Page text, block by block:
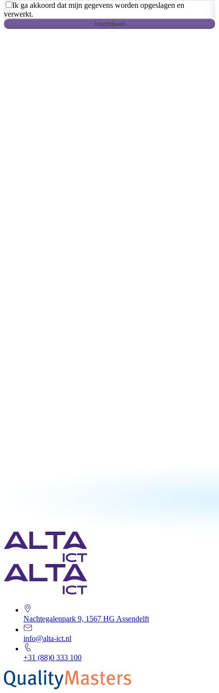
Ik ga akkoord dat mijn gegevens worden opgeslagen en
verwerkt.
Inschrijven
Nachtegalenpark 9, 1567 HG Assendelft
info@alta-ict.nl
+31 (88)0 333 100